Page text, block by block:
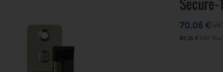
86,16 €
70,05 €